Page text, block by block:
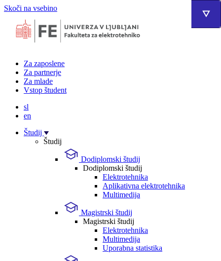
Skoči na vsebino
Za zaposlene
Za partnerje
Za mlade
Vstop študent
sl
en
Študij
Študij
Dodiplomski študij
Dodiplomski študij
Elektrotehnika
Aplikativna elektrotehnika
Multimedija
Magistrski študij
Magistrski študij
Elektrotehnika
Multimedija
Uporabna statistika